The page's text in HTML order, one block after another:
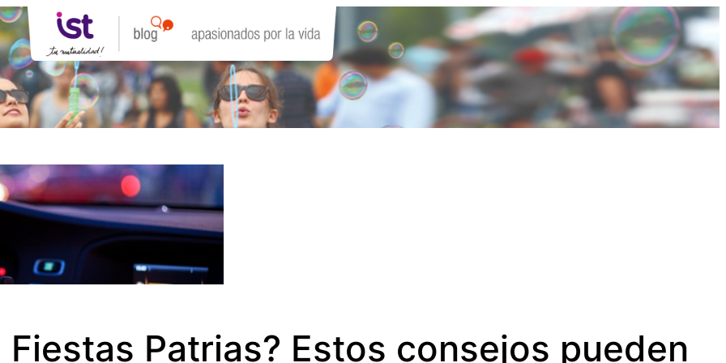
Patrias? Estos consejos pueden